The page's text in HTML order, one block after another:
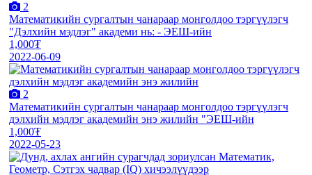
2
Математикийн сургалтын чанараар монголдоо тэргүүлэгч
"Дэлхийн мэдлэг" академи нь: - ЭЕШ-ийн
1,000₮
2022-06-09
2
Математикийн сургалтын чанараар монголдоо тэргүүлэгч
дэлхийн мэдлэг академийн энэ жилийн "ЭЕШ-ийн
1,000₮
2022-05-23